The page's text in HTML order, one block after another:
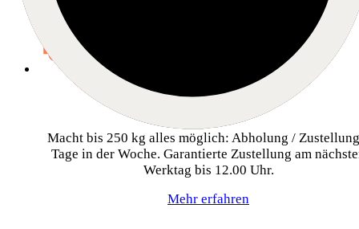
ultraX-germany
Macht bis 250 kg alles möglich: Abholung /
Tage in der Woche. Garantierte Zustellung am
Werktag bis 12.00 Uhr.
Mehr erfahren